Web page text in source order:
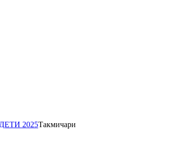
2025Такмичари